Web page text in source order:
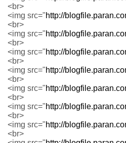
<br>
<img src="http://
<br>
<img src="http://
<br>
<img src="http://
<br>
<img src="http://
<br>
<img src="http://
<br>
<img src="http://
<br>
<img src="http://
<br>